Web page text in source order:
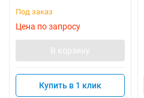
Под заказ
Цена по запросу
В корзину
Купить в 1 клик